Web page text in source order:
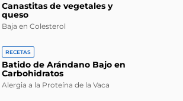
Canastitas de vegetales y
queso
Baja en Colesterol
RECETAS
Batido de Arándano Bajo en
Carbohidratos
Alergia a la Proteína de la Vaca